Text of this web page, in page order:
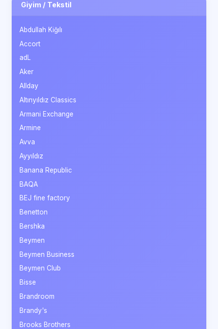
Giyim / Tekstil
Abdullah Kiğılı
Accort
adL
Aker
Allday
Altınyıldız Classics
Armani Exchange
Armine
Avva
Ayyıldız
Banana Republic
BAQA
BEJ fine factory
Benetton
Bershka
Beymen
Beymen Business
Beymen Club
Bisse
Brandroom
Brandy's
Brooks Brothers